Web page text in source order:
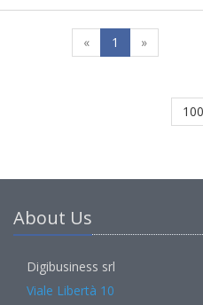
« 1 »
About Us
Digibusiness srl
Viale Libertà 10